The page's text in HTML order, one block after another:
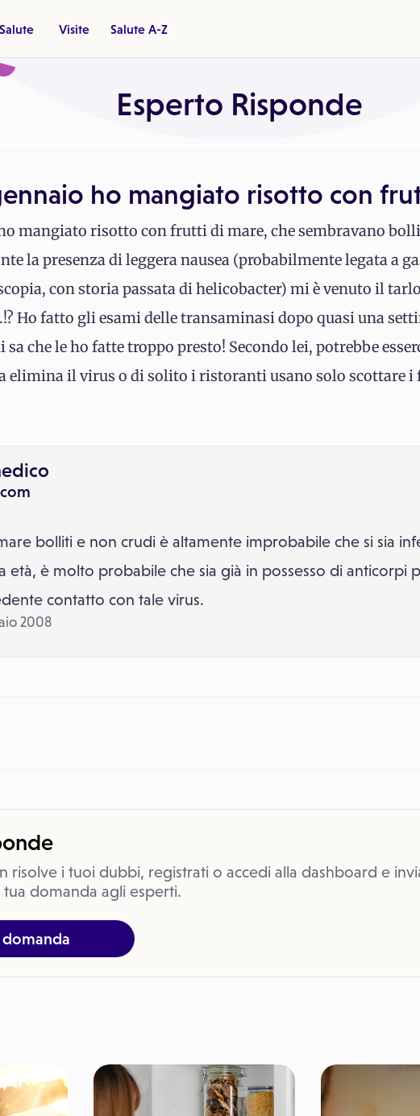
Visite Salute A-Z
Esperto Risponde
ho mangiato risotto con
mangiato risotto con frutti di mare, che sembravano
la presenza di leggera nausea (probabilmente legata a
con storia passata di helicobacter) mi è venuto il
Ho fatto gli esami delle transaminasi dopo quasi una
sa che le ho fatte troppo presto! Secondo lei, potrebbe
elimina il virus o di solito i ristoranti usano solo scottare i
bolliti e non crudi è altamente improbabile che si sia
età, è molto probabile che sia già in possesso di anticorpi
contatto con tale virus.
2008
risolve i tuoi dubbi, registrati o accedi alla dashboard e
domanda agli esperti.
domanda